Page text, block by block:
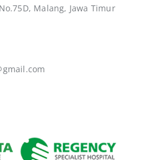
Malang, Jawa Timur